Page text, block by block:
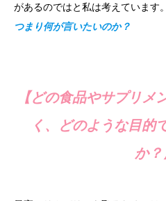
があるのではと私は考えています。
つまり何が言いたいのか？
【どの食品やサプリメ
く、どのような目的
か？